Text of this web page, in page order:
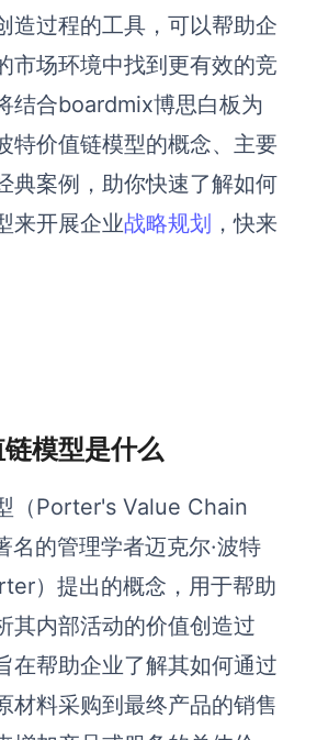
计工具
，支持在线编辑
在线绘图
思维和灵感整理
造过程的工具，可以帮助企
市场环境中找到更有效的竞
结合boardmix博思白板为
特价值链模型的概念、主要
典案例，助你快速了解如何
来开展企业战略规划 ，快来
模型是什么
（Porter's Value Chain
名的管理学者迈克尔·波特
）提出的概念，用于帮助
其内部活动的价值创造过
在帮助企业了解其如何通过
材料采购到最终产品的销售